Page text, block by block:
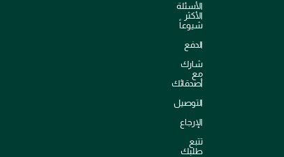
الأسئلة
الأكثر
شيوعاً
الدفع
شارك
مع
أصدقائك
التوصيل
الإرجاع
تتبع
طلبك